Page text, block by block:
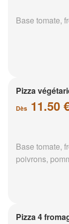
Base tomate,
Pizza
Dès 11.50
Base tomate,
poivrons,
Pizza 4